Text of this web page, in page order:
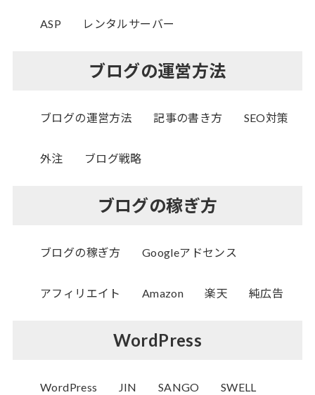
ASP レンタルサーバー
ブログの運営方法
ブログの運営方法 記事の書き方 SEO対策
外注 ブログ戦略
ブログの稼ぎ方
ブログの稼ぎ方 Googleアドセンス
アフィリエイト Amazon 楽天 純広告
WordPress
WordPress JIN SANGO SWELL